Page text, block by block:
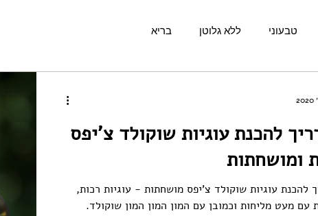
טבעוני ללא גלוטן בריא
להכנת עוגיות שוקולד צ'יפס
ומושחתות
להכנת עוגיות שוקולד צ'יפס מושחתות - עוגיות רכות,
עם מעט מליחות וכמובן עם המון המון המון שוקולד.